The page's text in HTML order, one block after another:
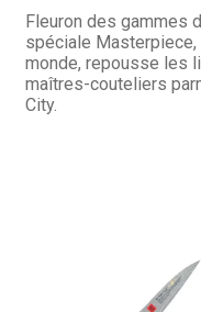
Expédition le jour même
Frais de port
Fleuron des gammes
spéciale
monde, repousse les
maîtres-couteliers
City.